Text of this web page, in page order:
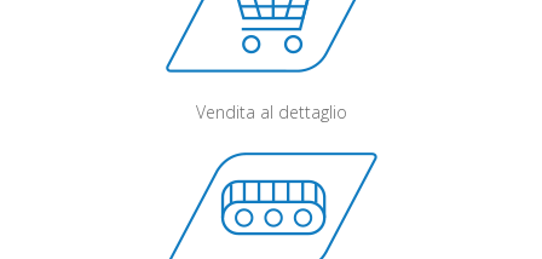
Vendita al dettaglio